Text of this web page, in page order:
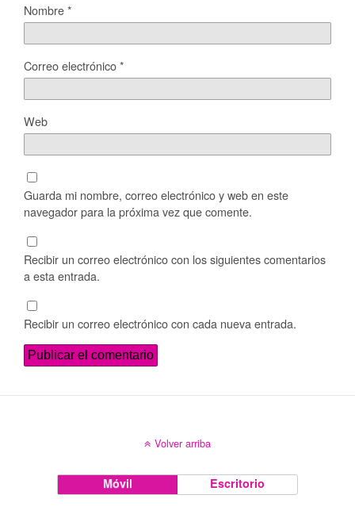
Nombre*
Correo electrónico*
Web
Guarda mi nombre, correo electrónico y web en este
navegador para la próxima vez que comente.
Recibir un correo electrónico con los siguientes comentarios
a esta entrada.
Recibir un correo electrónico con cada nueva entrada.
Volver arriba
Móvil Escritorio